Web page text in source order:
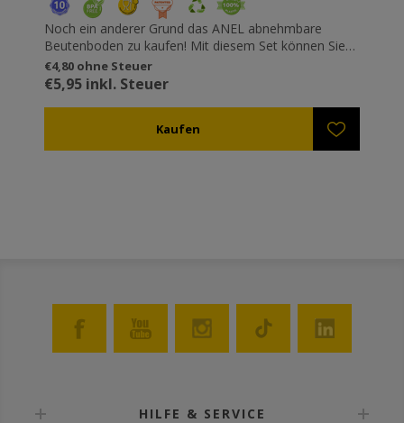
Noch ein anderer Grund das ANEL abnehmbare
Beutenboden zu kaufen! Mit diesem Set können Sie
ANEL Beutenböden zu Pollensammler konvertieren
zu jeder Zeit, wie Sie wünschen. Seine Lücken für den
verletzen. Pollen werden in den selben speziellen
Schalen gesammelt die im Set inklusive sind. Die
€4,80 ohne Steuer
€5,95 inkl. Steuer
HILFE & SERVICE